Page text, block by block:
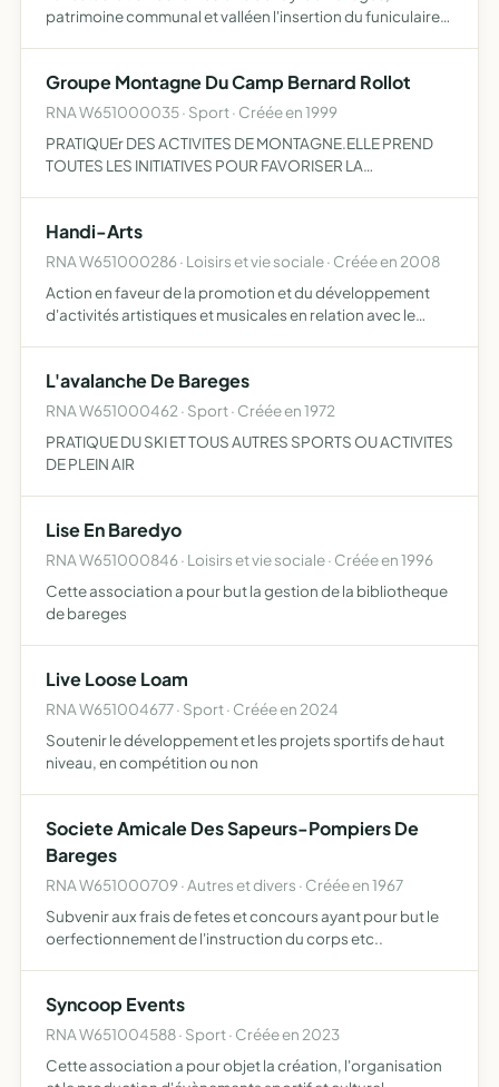
patrimoine communal et valléen l'insertion du funiculaire
Groupe Montagne Du Camp Bernard Rollot
RNA W651000035 · Sport · Créée en 1999
PRATIQUEr DES ACTIVITES DE MONTAGNE.ELLE PREND
TOUTES LES INITIATIVES POUR FAVORISER LA
GESTION ET L'ANIMATION DU CAMP LIENZ
Handi-Arts
RNA W651000286 · Loisirs et vie sociale · Créée en 2008
Action en faveur de la promotion et du développement
d'activités artistiques et musicales en relation avec le
L'avalanche De Bareges
RNA W651000462 · Sport · Créée en 1972
PRATIQUE DU SKI ET TOUS AUTRES SPORTS OU ACTIVITES
DE PLEIN AIR
Lise En Baredyo
RNA W651000846 · Loisirs et vie sociale · Créée en 1996
Cette association a pour but la gestion de la bibliotheque
de bareges
Live Loose Loam
RNA W651004677 · Sport · Créée en 2024
Soutenir le développement et les projets sportifs de haut
niveau, en compétition ou non
Societe Amicale Des Sapeurs-Pompiers De
Bareges
RNA W651000709 · Autres et divers · Créée en 1967
Subvenir aux frais de fetes et concours ayant pour but le
oerfectionnement de l'instruction du corps etc..
Syncoop Events
RNA W651004588 · Sport · Créée en 2023
Cette association a pour objet la création, l'organisation